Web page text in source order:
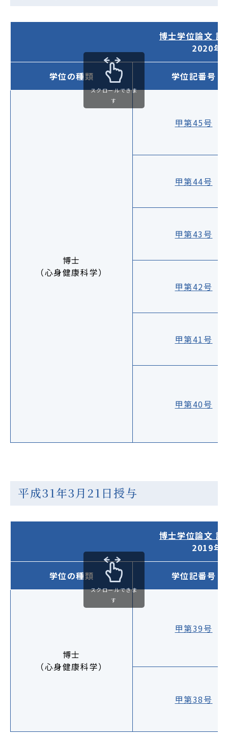
博士学位論文
2020年
学位の種類 学位記番号
博士
（心身健康科学）
甲第45号
甲第44号
甲第43号
甲第42号
甲第41号
甲第40号
スクロールできま
す
平成31年3月21日授与
博士学位論文
2019年
学位の種類 学位記番号
博士
（心身健康科学）
甲第39号
甲第38号
スクロールできま
す